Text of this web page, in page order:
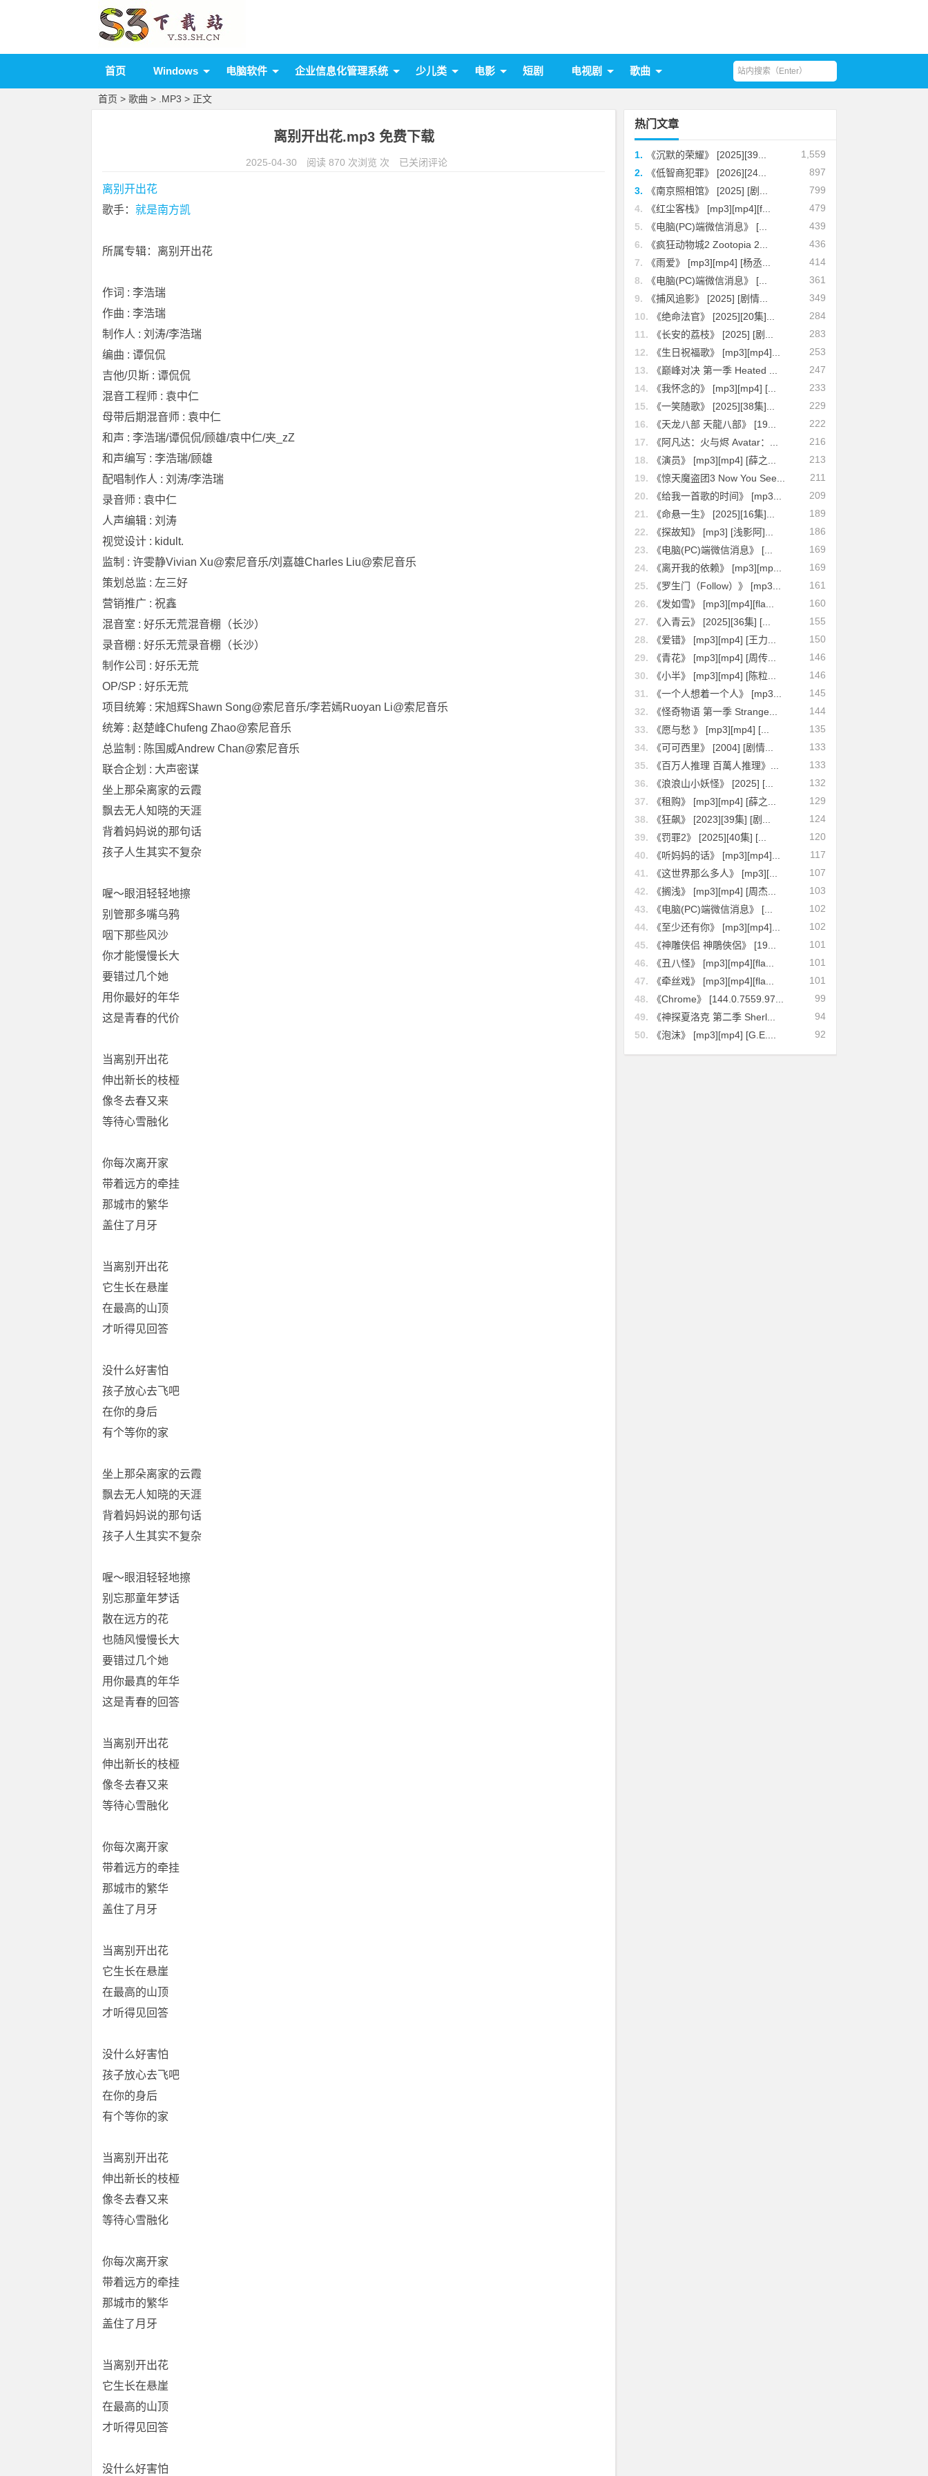
首页 Windows 电脑软件 企业信息化管理系统 少儿类 电影 短剧 电视剧 歌曲
首页 > 歌曲 > .MP3 > 正文
离别开出花.mp3 免费下载
2025-04-30 阅读 870 次浏览 次 已关闭评论
离别开出花
歌手： 就是南方凯
所属专辑：离别开出花
作词 : 李浩瑞
作曲 : 李浩瑞
制作人 : 刘涛/李浩瑞
编曲 : 谭侃侃
吉他/贝斯 : 谭侃侃
混音工程师 : 袁中仁
母带后期混音师 : 袁中仁
和声 : 李浩瑞/谭侃侃/顾雄/袁中仁/夹_zZ
和声编写 : 李浩瑞/顾雄
配唱制作人 : 刘涛/李浩瑞
录音师 : 袁中仁
人声编辑 : 刘涛
视觉设计 : kidult.
监制 : 许雯静Vivian Xu@索尼音乐/刘嘉雄Charles Liu@索尼音乐
策划总监 : 左三好
营销推广 : 祝鑫
混音室 : 好乐无荒混音棚（长沙）
录音棚 : 好乐无荒录音棚（长沙）
制作公司 : 好乐无荒
OP/SP : 好乐无荒
项目统筹 : 宋旭辉Shawn Song@索尼音乐/李若嫣Ruoyan Li@索尼音乐
统筹 : 赵楚峰Chufeng Zhao@索尼音乐
总监制 : 陈国威Andrew Chan@索尼音乐
联合企划 : 大声密谋
坐上那朵离家的云霞
飘去无人知晓的天涯
背着妈妈说的那句话
孩子人生其实不复杂
喔～眼泪轻轻地擦
别管那多嘴乌鸦
咽下那些风沙
你才能慢慢长大
要错过几个她
用你最好的年华
这是青春的代价
当离别开出花
伸出新长的枝桠
像冬去春又来
等待心雪融化
你每次离开家
带着远方的牵挂
那城市的繁华
盖住了月牙
当离别开出花
它生长在悬崖
在最高的山顶
才听得见回答
没什么好害怕
孩子放心去飞吧
在你的身后
有个等你的家
坐上那朵离家的云霞
飘去无人知晓的天涯
背着妈妈说的那句话
孩子人生其实不复杂
喔～眼泪轻轻地擦
别忘那童年梦话
散在远方的花
也随风慢慢长大
要错过几个她
用你最真的年华
这是青春的回答
当离别开出花
伸出新长的枝桠
像冬去春又来
等待心雪融化
你每次离开家
带着远方的牵挂
那城市的繁华
盖住了月牙
当离别开出花
它生长在悬崖
在最高的山顶
才听得见回答
没什么好害怕
孩子放心去飞吧
在你的身后
有个等你的家
当离别开出花
伸出新长的枝桠
像冬去春又来
等待心雪融化
你每次离开家
带着远方的牵挂
那城市的繁华
盖住了月牙
当离别开出花
它生长在悬崖
在最高的山顶
才听得见回答
没什么好害怕
热门文章
1,559
1.
《沉默的荣耀》 [2025][39...
897
2.
《低智商犯罪》 [2026][24...
799
3.
《南京照相馆》 [2025] [剧...
479
4.
《红尘客栈》 [mp3][mp4][f...
439
5.
《电脑(PC)端微信消息》 [...
436
6.
《疯狂动物城2 Zootopia 2...
414
7.
《雨爱》 [mp3][mp4] [杨丞...
361
8.
《电脑(PC)端微信消息》 [...
349
9.
《捕风追影》 [2025] [剧情...
284
10.
《绝命法官》 [2025][20集]...
283
11.
《长安的荔枝》 [2025] [剧...
253
12.
《生日祝福歌》 [mp3][mp4]...
247
13.
《巅峰对决 第一季 Heated ...
233
14.
《我怀念的》 [mp3][mp4] [...
229
15.
《一笑随歌》 [2025][38集]...
222
16.
《天龙八部 天龍八部》 [19...
216
17.
《阿凡达：火与烬 Avatar：...
213
18.
《演员》 [mp3][mp4] [薛之...
211
19.
《惊天魔盗团3 Now You See...
209
20.
《给我一首歌的时间》 [mp3...
189
21.
《命悬一生》 [2025][16集]...
186
22.
《探故知》 [mp3] [浅影阿]...
169
23.
《电脑(PC)端微信消息》 [...
169
24.
《离开我的依赖》 [mp3][mp...
161
25.
《罗生门（Follow）》 [mp3...
160
26.
《发如雪》 [mp3][mp4][fla...
155
27.
《入青云》 [2025][36集] [...
150
28.
《爱错》 [mp3][mp4] [王力...
146
29.
《青花》 [mp3][mp4] [周传...
146
30.
《小半》 [mp3][mp4] [陈粒...
145
31.
《一个人想着一个人》 [mp3...
144
32.
《怪奇物语 第一季 Strange...
135
33.
《愿与愁 》 [mp3][mp4] [...
133
34.
《可可西里》 [2004] [剧情...
133
35.
《百万人推理 百萬人推理》...
132
36.
《浪浪山小妖怪》 [2025] [...
129
37.
《租购》 [mp3][mp4] [薛之...
124
38.
《狂飙》 [2023][39集] [剧...
120
39.
《罚罪2》 [2025][40集] [...
117
40.
《听妈妈的话》 [mp3][mp4]...
107
41.
《这世界那么多人》 [mp3][...
103
42.
《搁浅》 [mp3][mp4] [周杰...
102
43.
《电脑(PC)端微信消息》 [...
102
44.
《至少还有你》 [mp3][mp4]...
101
45.
《神雕侠侣 神鵰俠侶》 [19...
101
46.
《丑八怪》 [mp3][mp4][fla...
101
47.
《牵丝戏》 [mp3][mp4][fla...
99
48.
《Chrome》 [144.0.7559.97...
94
49.
《神探夏洛克 第二季 Sherl...
92
50. 《泡沫》 [mp3][mp4] [G.E....